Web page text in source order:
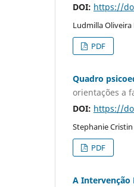
DOI: https://
Ludmilla Oliveira
PDF
Quadro
orientações a
DOI: https://
Stephanie
PDF
A Intervenção